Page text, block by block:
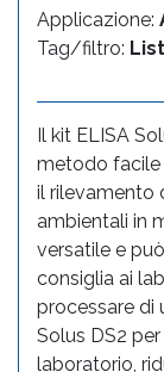
Applicazione:
Tag/filtro:
Il kit ELISA
metodo facile
il rilevamento
ambientali in
versatile e
consiglia ai
processare
Solus DS2
laboratorio,